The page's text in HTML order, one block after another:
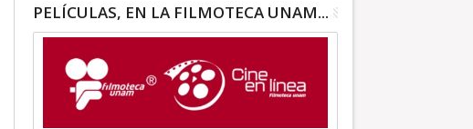
PELÍCULAS, EN LA FILMOTECA UNAM...